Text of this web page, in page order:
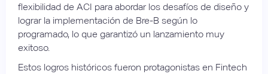
flexibilidad de ACI para abordar los desafíos de diseño y
lograr la implementación de Bre-B según lo
programado, lo que garantizó un lanzamiento muy
exitoso.
Estos logros históricos fueron protagonistas en Fintech